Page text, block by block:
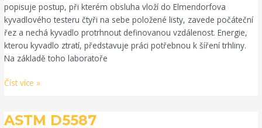
popisuje postup, při kterém obsluha vloží do Elmendorfova
kyvadlového testeru čtyři na sebe položené listy, zavede počáteční
řez a nechá kyvadlo protrhnout definovanou vzdálenost. Energie,
kterou kyvadlo ztratí, představuje práci potřebnou k šíření trhliny.
Na základě toho laboratoře
Číst více »
ASTM D5587
ASTM